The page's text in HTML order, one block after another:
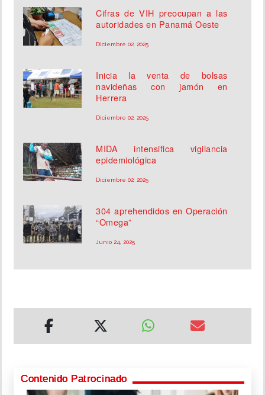
Cifras de VIH preocupan a las
autoridades en Panamá Oeste
Diciembre 02, 2025
Inicia la venta de bolsas
navideñas con jamón en
Herrera
Diciembre 02, 2025
MIDA intensifica vigilancia
epidemiológica
Diciembre 02, 2025
304 aprehendidos en Operación
“Omega”
Junio 24, 2025
Contenido Patrocinado